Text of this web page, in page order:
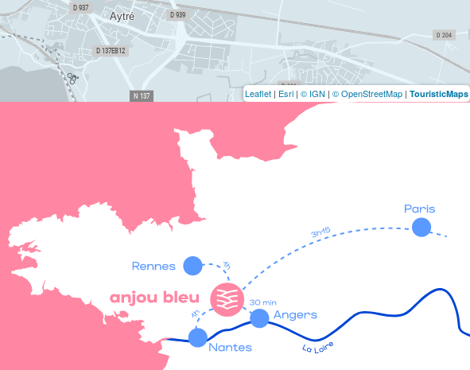
Leaflet | Esri | © IGN | © OpenStreetMap | TouristicMaps